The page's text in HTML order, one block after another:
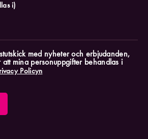
i)
med nyheter och erbjudanden,
mina personuppgifter behandlas i
Policyn